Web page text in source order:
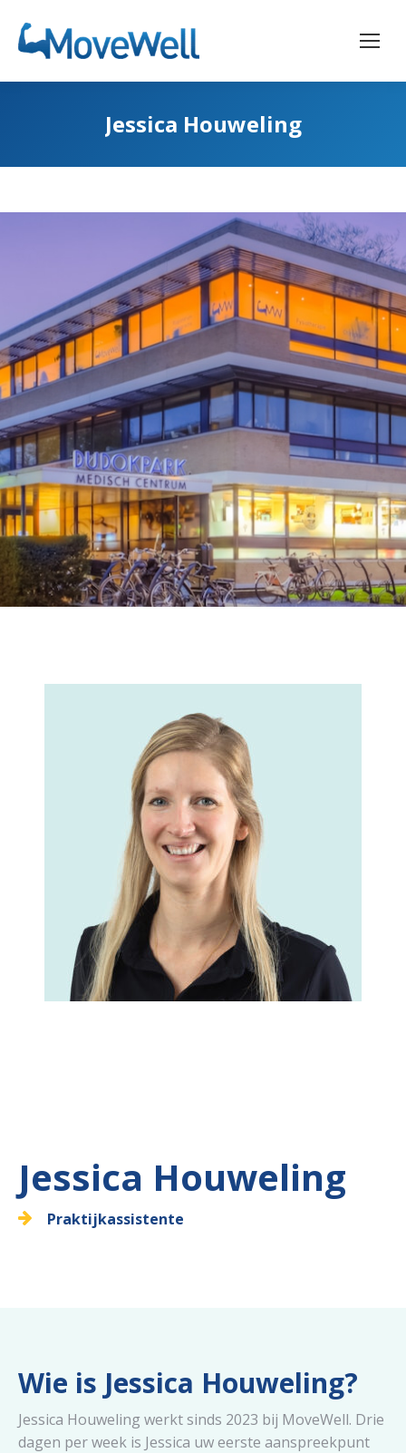
Jessica Houweling
Jessica Houweling
Praktijkassistente
Wie is Jessica Houweling?
Jessica Houweling werkt sinds 2023 bij MoveWell. Drie
dagen per week is Jessica uw eerste aanspreekpunt